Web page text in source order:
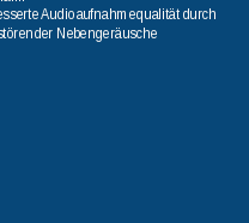
Audioaufnahmequalität durch
Nebengeräusche